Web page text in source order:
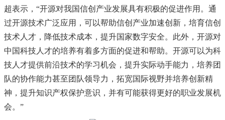
超表示， “开源对我国信创产业发展具有积极的促进作用。通
过开源技术广泛应用，可以帮助信创产业加速创新，培育信创
技术人才，降低技术成本，提升国家数字安全。此外，开源对
中国科技人才的培养有着多方面的促进和帮助。开源可以为科
技人才提供前沿技术的学习机会，提升实际动手能力，培养团
队的协作能力甚至团队领导力，拓宽国际视野并培养创新精
神，提升知识产权保护意识，并有可能获得更好的职业发展机
会。”